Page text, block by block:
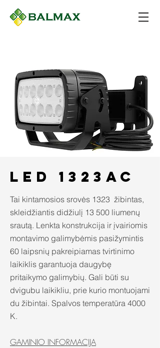
LED 1323AC
Tai kintamosios srovės 1323 žibintas,
skleidžiantis didžiulį 13 500 liumenų
srautą. Lenkta konstrukcija ir įvairiomis
montavimo galimybėmis pasižymintis
60 laipsnių pakreipiamas tvirtinimo
laikiklis garantuoja daugybę
pritaikymo galimybių. Gali būti su
dvigubu laikikliu, prie kurio montuojami
du žibintai. Spalvos temperatūra 4000
K.
GAMINIO INFORMACIJA